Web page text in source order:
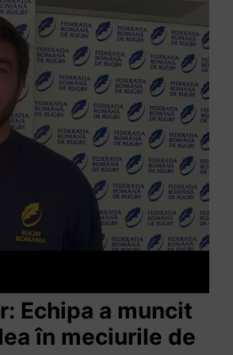
Echipa a muncit
în meciurile de